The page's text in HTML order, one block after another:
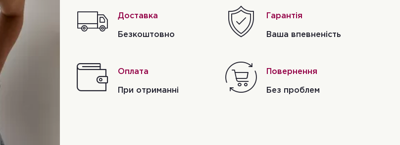
Доставка
Безкоштовно
Гарантія
Ваша впевненість
Оплата
При отриманні
Повернення
Без проблем